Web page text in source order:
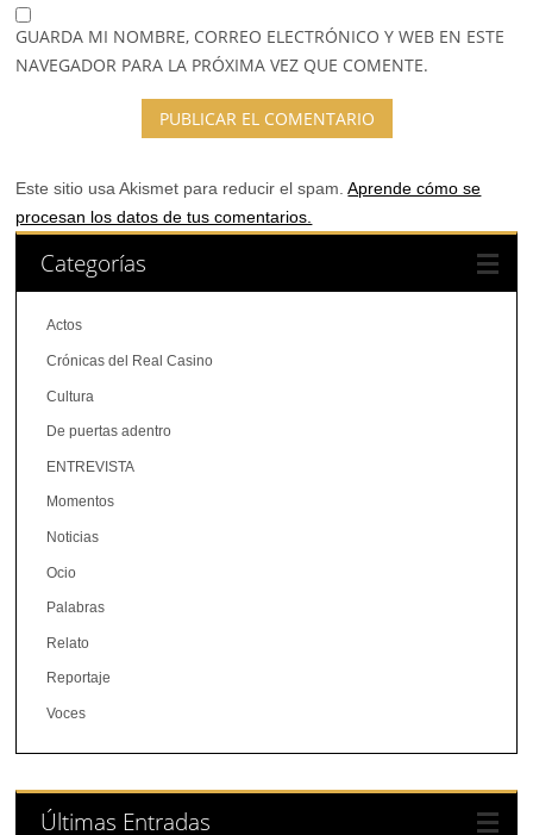
GUARDA MI NOMBRE, CORREO ELECTRÓNICO Y WEB EN ESTE
NAVEGADOR PARA LA PRÓXIMA VEZ QUE COMENTE.
Este sitio usa Akismet para reducir el spam.Aprende cómo se
procesan los datos de tus comentarios.
Categorías
Actos
Crónicas del Real Casino
Cultura
De puertas adentro
ENTREVISTA
Momentos
Noticias
Ocio
Palabras
Relato
Reportaje
Voces
Últimas Entradas